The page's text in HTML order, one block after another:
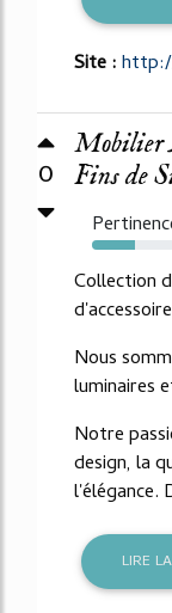
Site :
0
Mobilier
Fins de
51%
Collection
Nous
luminaires
Notre
design, la
l'élégance.
LIRE